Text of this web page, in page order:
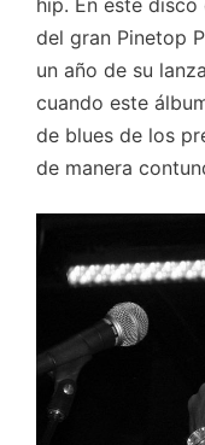
del gran Pinetop
un año de su
cuando este
de blues de los
de manera